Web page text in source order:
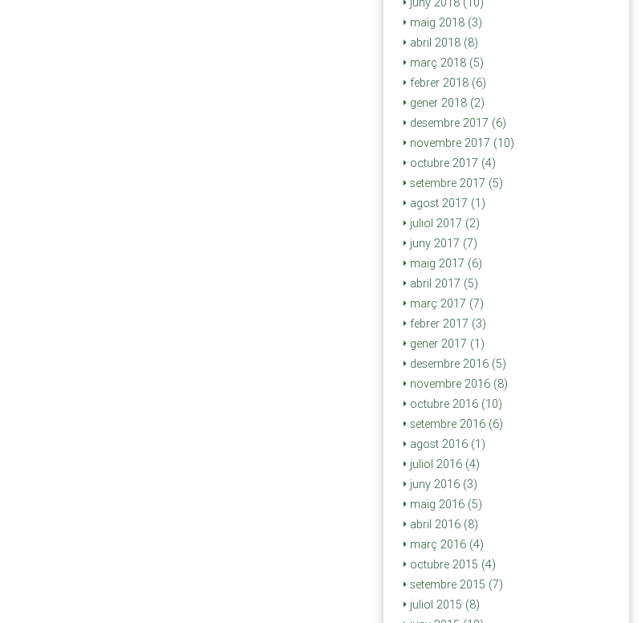
maig 2018 (3)
abril 2018 (8)
març 2018 (5)
febrer 2018 (6)
gener 2018 (2)
desembre 2017 (6)
novembre 2017 (10)
octubre 2017 (4)
setembre 2017 (5)
agost 2017 (1)
juliol 2017 (2)
juny 2017 (7)
maig 2017 (6)
abril 2017 (5)
març 2017 (7)
febrer 2017 (3)
gener 2017 (1)
desembre 2016 (5)
novembre 2016 (8)
octubre 2016 (10)
setembre 2016 (6)
agost 2016 (1)
juliol 2016 (4)
juny 2016 (3)
maig 2016 (5)
abril 2016 (8)
març 2016 (4)
octubre 2015 (4)
setembre 2015 (7)
juliol 2015 (8)